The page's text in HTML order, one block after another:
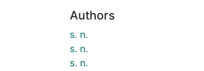
Authors
s. n.
s. n.
s. n.